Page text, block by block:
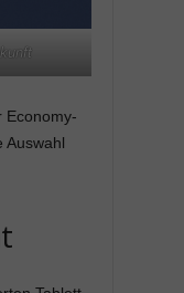
Economy-
Auswahl